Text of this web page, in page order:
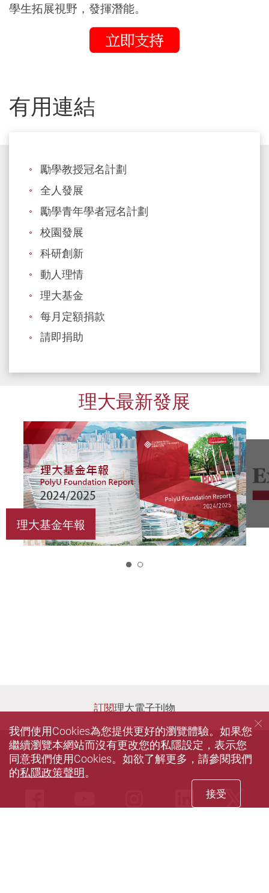
學生拓展視野，發揮潛能。
有用連結
勵學教授冠名計劃
全人發展
勵學青年學者冠名計劃
校園發展
科研創新
動人理情
理大基金
每月定額捐款
請即捐助
理大最新發展
理大基金年報
訂閱理大電子刊物
instagramLinkedIn
我們使用Cookies為您提供更好的瀏覽體驗。如果您
繼續瀏覽本網站而沒有更改您的私隱設定，表示您
同意我們使用Cookies。如欲了解更多，請參閱我們
的私隱政策聲明。
接受